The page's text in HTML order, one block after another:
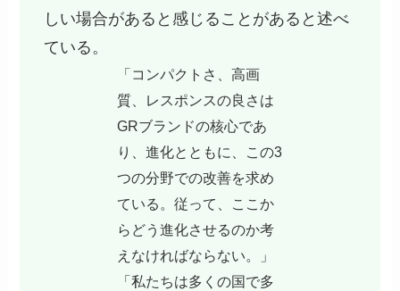
しい場合があると感じることがあると述べ
ている。
「コンパクトさ、高画
質、レスポンスの良さは
GRブランドの核心であ
り、進化とともに、この3
つの分野での改善を求め
ている。従って、ここか
らどう進化させるのか考
えなければならない。」
「私たちは多くの国で多